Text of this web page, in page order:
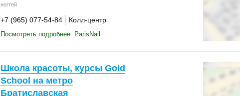
ногтей
+7 (965) 077-54-84 Колл-центр
Посмотреть подробнее: ParisNail
Школа красоты, курсы Gold
School на метро
Братиславская